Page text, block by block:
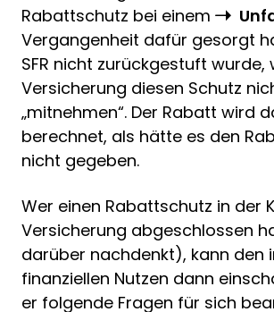
Rabattschutz bei einem
Vergangenheit dafür gesorgt
SFR nicht zurückgestuft wurde,
Versicherung diesen Schutz
„mitnehmen“. Der Rabatt wird
berechnet, als hätte es den
nicht gegeben.
Wer einen Rabattschutz in der
Versicherung abgeschlossen
darüber nachdenkt), kann den
finanziellen Nutzen dann
er folgende Fragen für sich